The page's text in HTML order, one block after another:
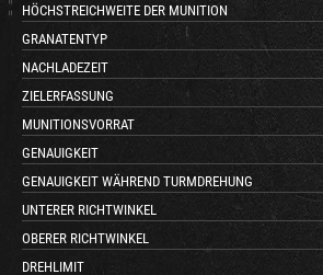
HÖCHSTREICHWEITE DER MUNITION
GRANATENTYP
NACHLADEZEIT
ZIELERFASSUNG
MUNITIONSVORRAT
GENAUIGKEIT
GENAUIGKEIT WÄHREND TURMDREHUNG
UNTERER RICHTWINKEL
OBERER RICHTWINKEL
DREHLIMIT